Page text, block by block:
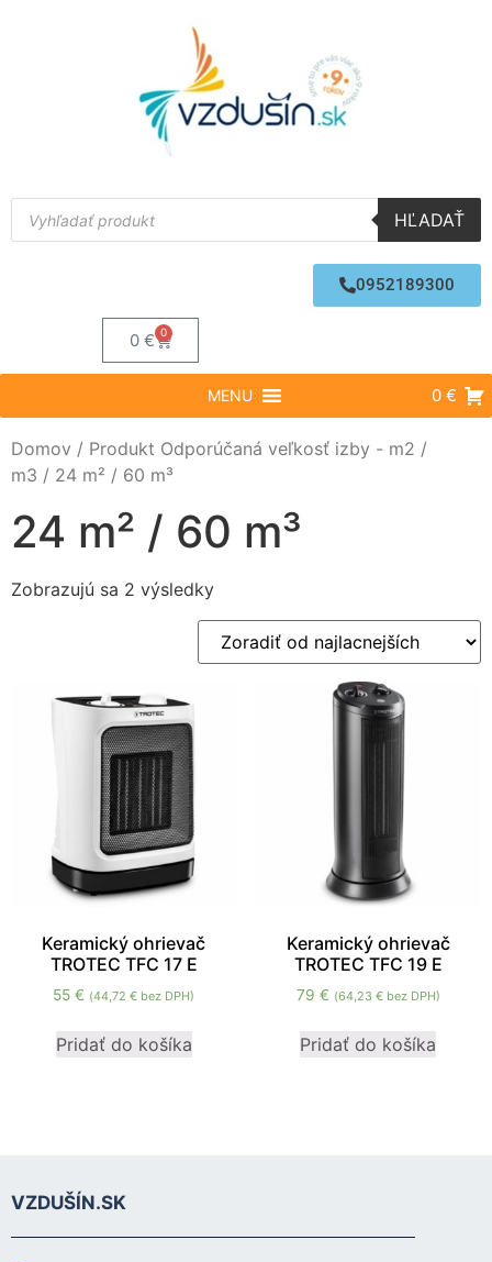
HĽADAŤ
0952189300
0€ 0
MENU 0 €
Domov / Produkt Odporúčaná veľkosť izby - m2 /
m3 / 24 m² / 60 m³
24 m² / 60 m³
Zobrazujú sa 2 výsledky
Keramický ohrievač
TROTEC TFC 17 E
55€ (44,72€ bez DPH)
Pridať do košíka
Keramický ohrievač
TROTEC TFC 19 E
79 € (64,23 €bez DPH)
Pridať do košíka
VZDUŠÍN.SK
fungovanie
webovej
stránky.
Štatistiky
mohli
funkčnosť